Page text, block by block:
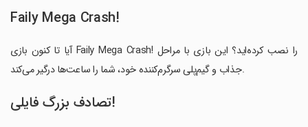
Faily Mega Crash!
آیا تا کنون بازی Faily Mega Crash! را نصب کرده‌اید؟ این بازی با مراحل
جذاب و گیم‌پلی سرگرم‌کننده خود، شما را ساعت‌ها درگیر می‌کند.
تصادف بزرگ فایلی!